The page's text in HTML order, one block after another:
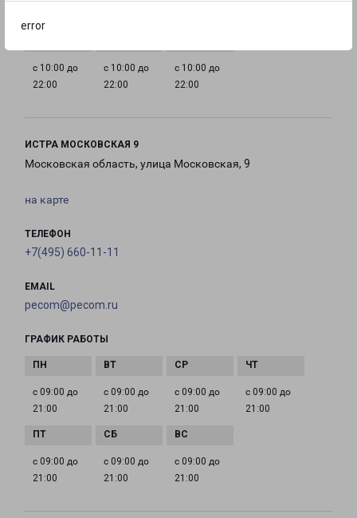
error
с 10:00 до
22:00
с 10:00 до
22:00
с 10:00 до
22:00
ИСТРА МОСКОВСКАЯ 9
Московская область, улица Московская, 9
на карте
ТЕЛЕФОН
+7(495) 660-11-11
EMAIL
pecom@pecom.ru
ГРАФИК РАБОТЫ
с 09:00 до
21:00
с 09:00 до
21:00
с 09:00 до
21:00
с 09:00 до
21:00
с 09:00 до
21:00
с 09:00 до
21:00
с 09:00 до
21:00